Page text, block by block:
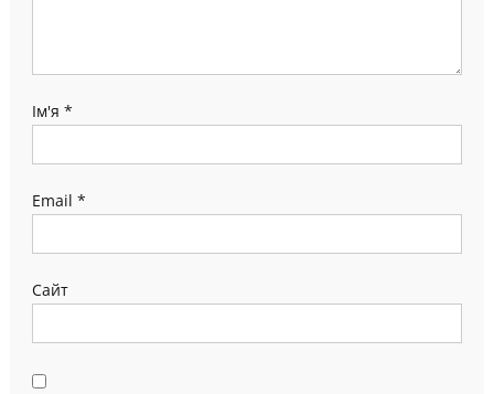
Ім'я *
Email *
Сайт